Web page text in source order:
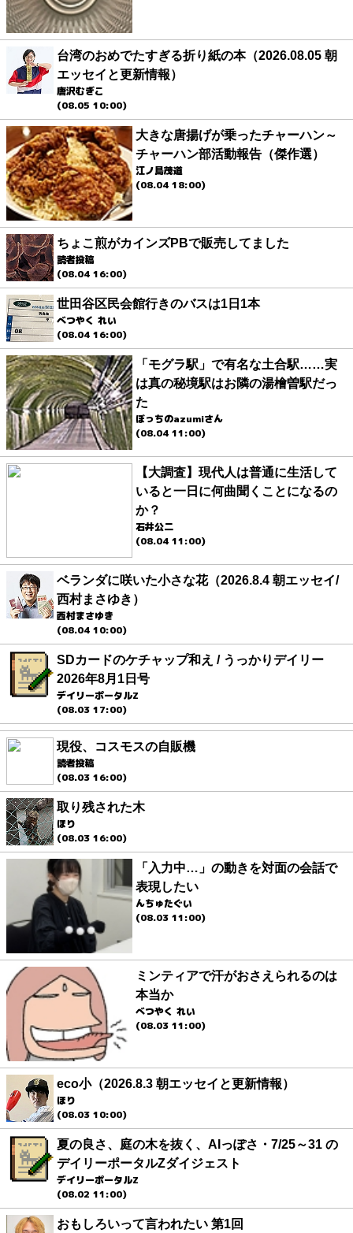
台湾のおめでたすぎる折り紙の本（2026.08.05 朝
エッセイと更新情報）
唐沢むぎこ
(08.05 10:00)
大きな唐揚げが乗ったチャーハン～
チャーハン部活動報告（傑作選）
江ノ島茂道
(08.04 18:00)
ちょこ煎がカインズPBで販売してました
読者投稿
(08.04 16:00)
世田谷区民会館行きのバスは1日1本
べつやく れい
(08.04 16:00)
「モグラ駅」で有名な土合駅……実
は真の秘境駅はお隣の湯檜曽駅だっ
た
ぼっちのazumiさん
(08.04 11:00)
【大調査】現代人は普通に生活して
いると一日に何曲聞くことになるの
か？
石井公二
(08.04 11:00)
ベランダに咲いた小さな花（2026.8.4 朝エッセイ/
西村まさゆき）
西村まさゆき
(08.04 10:00)
SDカードのケチャップ和え / うっかりデイリー
2026年8月1日号
デイリーポータルZ
(08.03 17:00)
現役、コスモスの自販機
読者投稿
(08.03 16:00)
取り残された木
ほり
(08.03 16:00)
「入力中…」の動きを対面の会話で
表現したい
んちゅたぐい
(08.03 11:00)
ミンティアで汗がおさえられるのは
本当か
べつやく れい
(08.03 11:00)
eco小（2026.8.3 朝エッセイと更新情報）
ほり
(08.03 10:00)
夏の良さ、庭の木を抜く、AIっぽさ・7/25～31 の
デイリーポータルZダイジェスト
デイリーポータルZ
(08.02 11:00)
おもしろいって言われたい 第1回